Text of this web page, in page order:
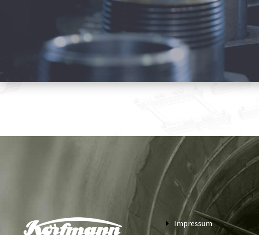
WE CAN DO ANYTHING
but you don't have to take it
Zubehör ansehen
Impressum